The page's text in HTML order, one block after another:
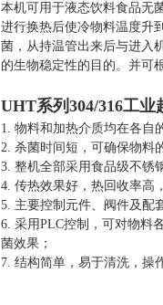
本机可用于液态饮料食品无
进行换热后使冷物料温度升
菌，从持温管出来后与进入
的生物稳定性的目的。并可
UHT系列304/316工
1. 物料和加热介质均在各自
2. 杀菌时间短，可确保物料
3. 整机全部采用食品级不锈
4. 传热效果好，热回收率高
5. 主要控制元件、阀件及配
6. 采用PLC控制 ，可对物料
菌效果；
7. 结构简单，易于清洗，操